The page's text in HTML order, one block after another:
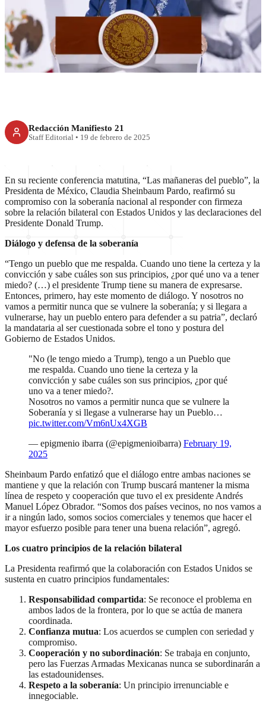
Claudia Sheinbaum: "La
soberanía no es negociable"
Redacción Manifiesto 21
Staff Editorial • 19 de febrero de 2025
En su reciente conferencia matutina, “Las mañaneras del pueblo”, la
Presidenta de México, Claudia Sheinbaum Pardo, reafirmó su
compromiso con la soberanía nacional al responder con firmeza
sobre la relación bilateral con Estados Unidos y las declaraciones del
Presidente Donald Trump.
Diálogo y defensa de la soberanía
“Tengo un pueblo que me respalda. Cuando uno tiene la certeza y la
convicción y sabe cuáles son sus principios, ¿por qué uno va a tener
miedo? (…) el presidente Trump tiene su manera de expresarse.
Entonces, primero, hay este momento de diálogo. Y nosotros no
vamos a permitir nunca que se vulnere la soberanía; y si llegara a
vulnerarse, hay un pueblo entero para defender a su patria”, declaró
la mandataria al ser cuestionada sobre el tono y postura del
Gobierno de Estados Unidos.
"No (le tengo miedo a Trump), tengo a un Pueblo que
me respalda. Cuando uno tiene la certeza y la
convicción y sabe cuáles son sus principios, ¿por qué
uno va a tener miedo?.
Nosotros no vamos a permitir nunca que se vulnere la
Soberanía y si llegase a vulnerarse hay un Pueblo…
pic.twitter.com/Vm6nUx4XGB
— epigmenio ibarra (@epigmenioibarra) February 19,
2025
Sheinbaum Pardo enfatizó que el diálogo entre ambas naciones se
mantiene y que la relación con Trump buscará mantener la misma
línea de respeto y cooperación que tuvo el ex presidente Andrés
Manuel López Obrador. “Somos dos países vecinos, no nos vamos a
ir a ningún lado, somos socios comerciales y tenemos que hacer el
mayor esfuerzo posible para tener una buena relación”, agregó.
Los cuatro principios de la relación bilateral
La Presidenta reafirmó que la colaboración con Estados Unidos se
sustenta en cuatro principios fundamentales:
Responsabilidad compartida: Se reconoce el problema en
ambos lados de la frontera, por lo que se actúa de manera
coordinada.
Confianza mutua: Los acuerdos se cumplen con seriedad y
compromiso.
Cooperación y no subordinación: Se trabaja en conjunto,
pero las Fuerzas Armadas Mexicanas nunca se subordinarán a
las estadounidenses.
Respeto a la soberanía: Un principio irrenunciable e
innegociable.